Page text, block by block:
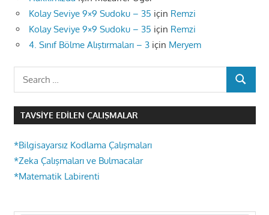
Kolay Seviye 9×9 Sudoku – 35 için Remzi
Kolay Seviye 9×9 Sudoku – 35 için Remzi
4. Sınıf Bölme Alıştırmaları – 3 için Meryem
SEARCH
TAVSIYE EDILEN ÇALIŞMALAR
*Bilgisayarsız Kodlama Çalışmaları
*Zeka Çalışmaları ve Bulmacalar
*Matematik Labirenti